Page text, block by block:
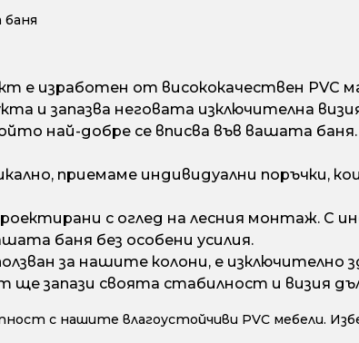
е изработен от висококачествен PVC
и запазва неговата изключителна
най-добре се вписва във вашата
приемаме индивидуални поръчки,
с оглед на лесния монтаж. С
баня без особени усилия.
за нашите колони, е изключително
запази своята стабилност и визия
с нашите влагоустойчиви PVC мебели.